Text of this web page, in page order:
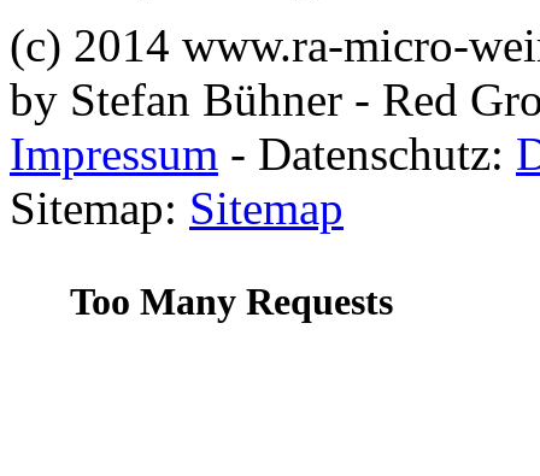
(c) 2014 www.ra-micro-
by Stefan Bühner - Red
Impressum - Datenschutz:
Sitemap: Sitemap